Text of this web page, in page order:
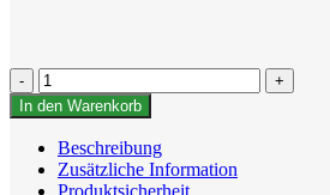
Kärcher
Borstenband
WRE
18-
55,
24452440,
In den Warenkorb
Beschreibung
Zusätzliche Information
Produktsicherheit